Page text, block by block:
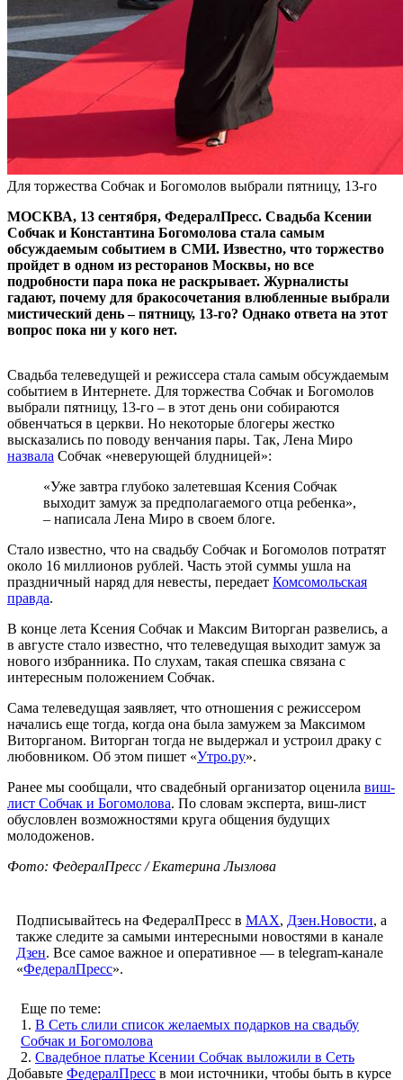
Для торжества Собчак и Богомолов выбрали пятницу, 13-го
МОСКВА, 13 сентября, ФедералПресс. Свадьба Ксении
Собчак и Константина Богомолова стала самым
обсуждаемым событием в СМИ. Известно, что торжество
пройдет в одном из ресторанов Москвы, но все
подробности пара пока не раскрывает. Журналисты
гадают, почему для бракосочетания влюбленные выбрали
мистический день – пятницу, 13-го? Однако ответа на этот
вопрос пока ни у кого нет.
Свадьба телеведущей и режиссера стала самым обсуждаемым
событием в Интернете. Для торжества Собчак и Богомолов
выбрали пятницу, 13-го – в этот день они собираются
обвенчаться в церкви. Но некоторые блогеры жестко
высказались по поводу венчания пары. Так, Лена Миро
назвала Собчак «неверующей блудницей»:
«Уже завтра глубоко залетевшая Ксения Собчак
выходит замуж за предполагаемого отца ребенка»,
– написала Лена Миро в своем блоге.
Стало известно, что на свадьбу Собчак и Богомолов потратят
около 16 миллионов рублей. Часть этой суммы ушла на
праздничный наряд для невесты, передает Комсомольская
правда.
В конце лета Ксения Собчак и Максим Виторган развелись, а
в августе стало известно, что телеведущая выходит замуж за
нового избранника. По слухам, такая спешка связана с
интересным положением Собчак.
Сама телеведущая заявляет, что отношения с режиссером
начались еще тогда, когда она была замужем за Максимом
Виторганом. Виторган тогда не выдержал и устроил драку с
любовником. Об этом пишет «Утро.ру».
Ранее мы сообщали, что свадебный организатор оценила виш-
лист Собчак и Богомолова. По словам эксперта, виш-лист
обусловлен возможностями круга общения будущих
молодоженов.
Фото: ФедералПресс / Екатерина Лызлова
Подписывайтесь на ФедералПресс в МАХ, Дзен.Новости, а
также следите за самыми интересными новостями в канале
Дзен. Все самое важное и оперативное — в telegram-канале
«ФедералПресс».
Еще по теме:
1. В Сеть слили список желаемых подарков на свадьбу
Собчак и Богомолова
2. Свадебное платье Ксении Собчак выложили в Сеть
Добавьте ФедералПресс в мои источники, чтобы быть в курсе